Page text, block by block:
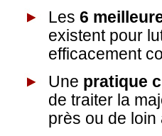
Les6
existent pour
efficacement
Une pratique
de traiter la
près ou de loin